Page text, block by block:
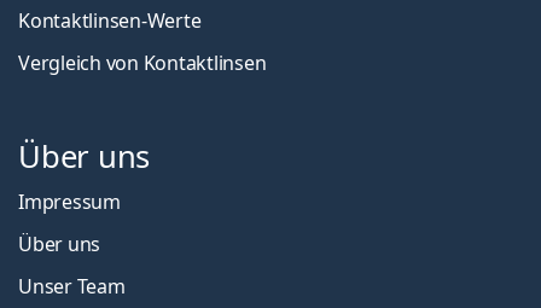
Kontaktlinsen-Werte
Vergleich von Kontaktlinsen
Über uns
Impressum
Über uns
Unser Team